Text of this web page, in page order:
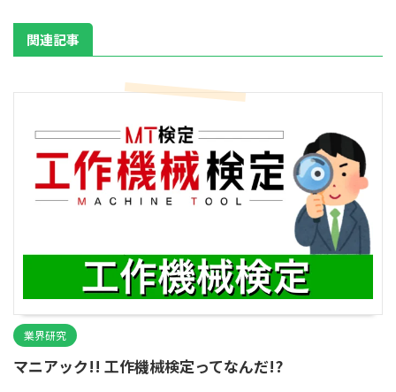
関連記事
業界研究
マニアック!! 工作機械検定ってなんだ!?